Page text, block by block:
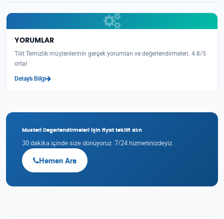
YORUMLAR
Tilit Temizlik müşterilerinin gerçek yorumları ve değerlendirmeleri. 4.8/5
ortal
Detaylı Bilgi
Musteri Degerlendirmeleri için fiyat teklifi alın
30 dakika içinde size dönüyoruz. 7/24 hizmetinizdeyiz.
Hemen Ara